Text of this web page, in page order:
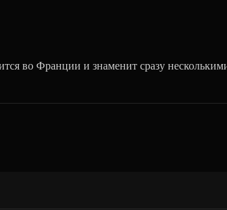
во Франции и знаменит сразу